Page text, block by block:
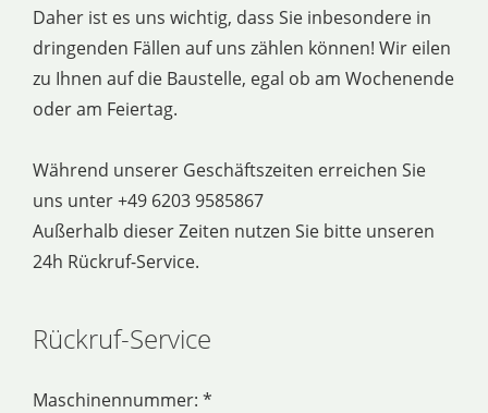
Daher ist es uns wichtig, dass Sie inbesondere in
dringenden Fällen auf uns zählen können! Wir eilen
zu Ihnen auf die Baustelle, egal ob am Wochenende
oder am Feiertag.
Während unserer Geschäftszeiten erreichen Sie
uns unter +49 6203 9585867
Außerhalb dieser Zeiten nutzen Sie bitte unseren
24h Rückruf-Service.
Rückruf-Service
Maschinennummer: *